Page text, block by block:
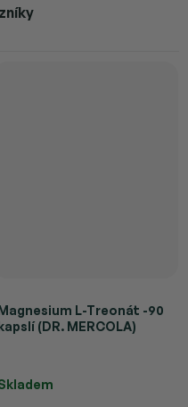
L-Treonát -90
(DR. MERCOLA)